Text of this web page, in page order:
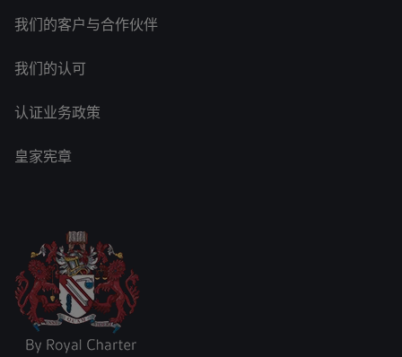
我们的客户与合作伙伴
我们的认可
认证业务政策
皇家宪章